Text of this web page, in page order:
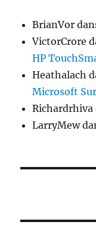
BrianVor
VictorCrore
HP
Heathalach
Microsoft
Richardrhiva
LarryMew